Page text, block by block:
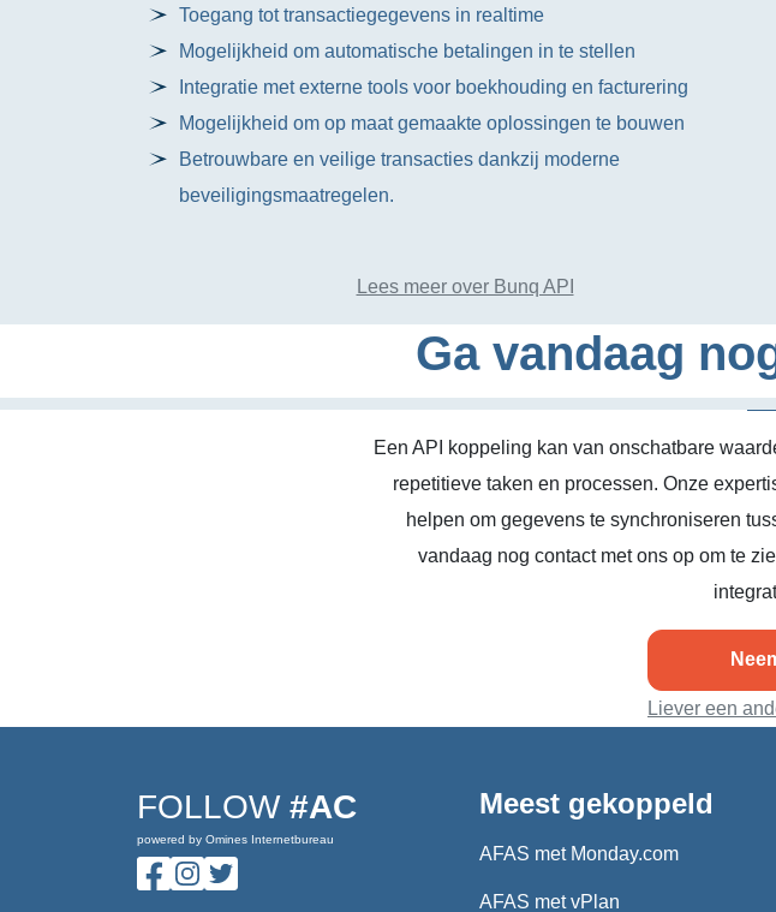
Toegang tot transactiegegevens in realtime
Mogelijkheid om automatische betalingen in te stellen
Integratie met externe tools voor boekhouding en facturering
Mogelijkheid om op maat gemaakte oplossingen te bouwen
Betrouwbare en veilige transacties dankzij moderne
beveiligingsmaatregelen.
Lees meer over Bunq API
Ga vandaag
Een API koppeling kan van onschatbare
repetitieve taken en processen. Onze
helpen om gegevens te synchroniseren
vandaag nog contact met ons op om te
Liever een
FOLLOW #AC
powered by Omines Internetbureau
Meest gekoppeld
AFAS met Monday.com
AFAS met vPlan